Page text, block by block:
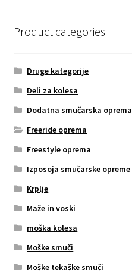
Product categories
Druge kategorije
Deli za kolesa
Dodatna smučarska oprema
Freeride oprema
Freestyle oprema
Izposoja smučarske opreme
Krplje
Maže in voski
moška kolesa
Moške smuči
Moške tekaške smuči